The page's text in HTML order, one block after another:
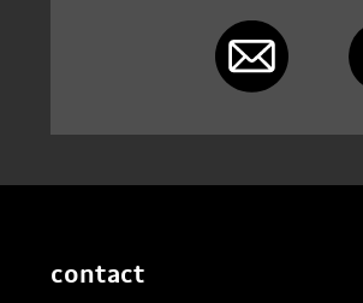
contact